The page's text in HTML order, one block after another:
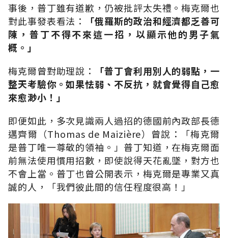
事後，普丁雖有道歉，仍被批評太失禮。梅克爾也
對此事發表看法：
「俄羅斯的政治和經濟都乏善可
陳，普丁不得不來這一招，以顯示他的男子氣
概。」
梅克爾曾對助理說：
「普丁會利用別人的弱點，一
整天考驗你。如果怯弱、不反抗，就會覺得自己愈
來愈渺小！」
即便如此，多次見識兩人過招的德國前內政部長德
邁齊爾（Thomas de Maizière）曾說：「梅克爾
是普丁唯一尊敬的領袖。」普丁知道，在梅克爾面
前無法使用慣用招數，即使說得天花亂墜，對方也
不會上當。普丁也曾公開表示，梅克爾是專業又真
誠的人，「我們彼此間的信任程度很高！」